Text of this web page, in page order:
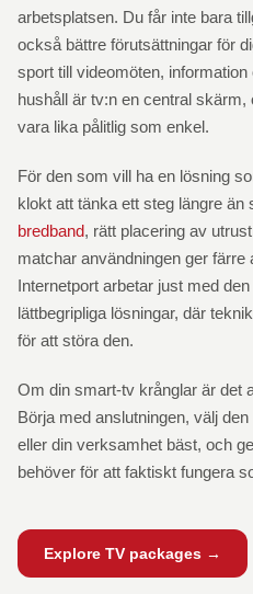
arbetsplatsen. Du får inte bara
också bättre förutsättningar för
sport till videomöten,
hushåll är tv:n en central
vara lika pålitlig som enkel.
För den som vill ha en lösning
klokt att tänka ett steg längre än
bredband, rätt placering av
matchar användningen ger
Internetport arbetar just med
lättbegripliga lösningar, där
för att störa den.
Om din smart-tv krånglar är det
Börja med anslutningen, välj
eller din verksamhet bäst, och
behöver för att faktiskt fungera
Explore TV packages →